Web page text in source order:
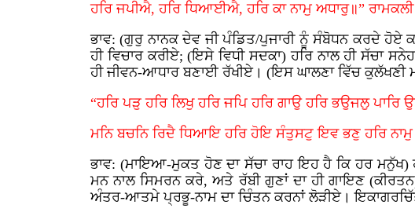
ਹਰਿ ਜਪੀਐ, ਹਰਿ ਧਿਆਈਐ, ਹਰਿ ਕਾ ਨਾਮੁ ਅਧਾਰੁ॥”
ਭਾਵ: (ਗੁਰੁ ਨਾਨਕ ਦੇਵ ਜੀ ਪੰਡਿਤ/ਪੁਜਾਰੀ ਨੂੰ ਸੰਬੋਧਨ ਕਰਦੇ ਹੋਏ
ਹੀ ਵਿਚਾਰ ਕਰੀਏ; (ਇਸੇ ਵਿਧੀ ਸਦਕਾ) ਹਰਿ ਨਾਲ ਹੀ ਸੱਚਾ
ਹੀ ਜੀਵਨ-ਆਧਾਰ ਬਣਾਈ ਰੱਖੀਏ। (ਇਸ ਘਾਲਣਾ ਵਿੱਚ ਕੁਲੱਖਣੀ
“ਹਰਿ ਪੜੁ ਹਰਿ ਲਿਖੁ ਹਰਿ ਜਪਿ ਹਰਿ ਗਾਉ ਹਰਿ ਭਉਜਲੁ ਪਾਰਿ
ਮਨਿ ਬਚਨਿ ਰਿਦੈ ਧਿਆਇ ਹਰਿ ਹੋਇ ਸੰਤੁਸਟੁ ਇਵ ਭਣੁ ਹਰਿ ਨਾਮੁ
ਭਾਵ: (ਮਾਇਆ-ਮੁਕਤ ਹੋਣ ਦਾ ਸੱਚਾ ਰਾਹ ਇਹ ਹੈ ਕਿ ਹਰ ਮਨੁੱਖ)
ਮਨ ਨਾਲ ਸਿਮਰਨ ਕਰੇ, ਅਤੇ ਰੱਬੀ ਗੁਣਾਂ ਦਾ ਹੀ ਗਾਇਣ
ਅੰਤਰ-ਆਤਮੇ ਪ੍ਰਭੂ-ਨਾਮ ਦਾ ਚਿੰਤਨ ਕਰਨਾਂ ਲੋੜੀਏ।